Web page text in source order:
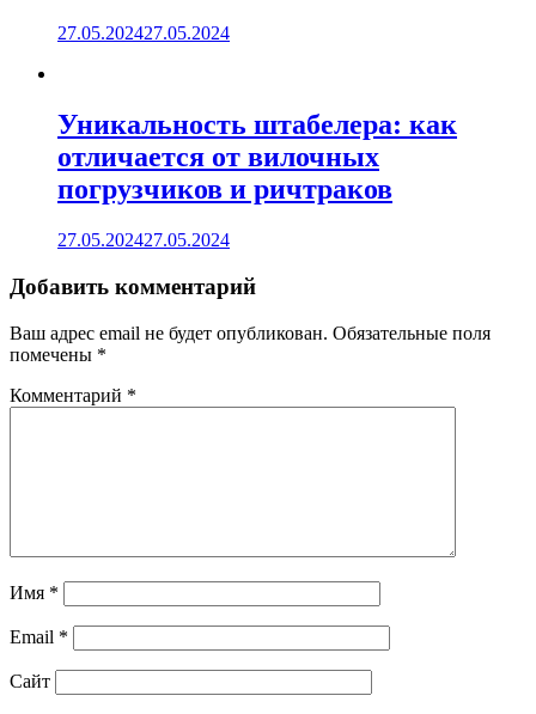
27.05.202427.05.2024
Уникальность штабелера: как
отличается от вилочных
погрузчиков и ричтраков
27.05.202427.05.2024
Добавить комментарий
Ваш адрес email не будет опубликован. Обязательные поля
помечены *
Комментарий *
Имя *
Email *
Сайт